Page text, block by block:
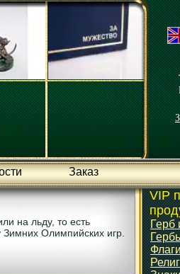
Заказ
на льду, то есть
Олимпийских игр.
VIP
Герб
Флаги